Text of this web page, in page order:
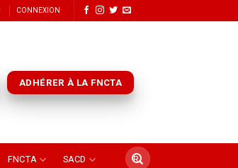
CONNEXION
ADHÉRER À LA FNCTA
FNCTA SACD